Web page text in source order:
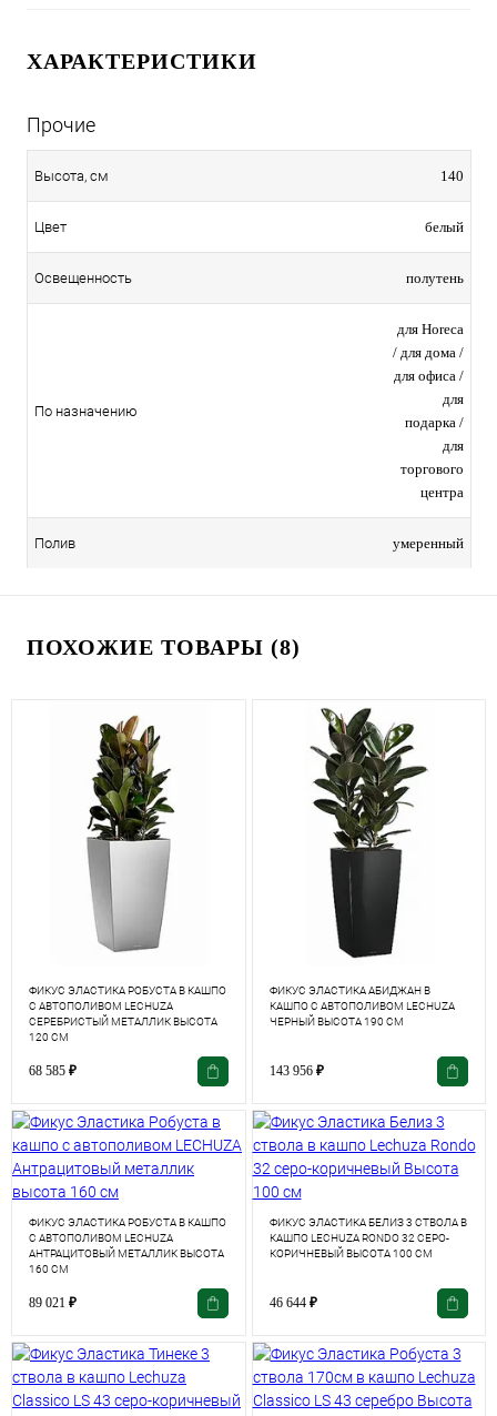
ХАРАКТЕРИСТИКИ
Прочие
Высота, см 140
Цвет белый
Освещенность полутень
По назначению
для Horeca
/ для дома /
для офиса /
для
подарка /
для
торгового
центра
Полив умеренный
ПОХОЖИЕ ТОВАРЫ (8)
ФИКУС ЭЛАСТИКА РОБУСТА В КАШПО
С АВТОПОЛИВОМ LECHUZA
СЕРЕБРИСТЫЙ МЕТАЛЛИК ВЫСОТА
120 СМ
68 585 ₽
ФИКУС ЭЛАСТИКА АБИДЖАН В
КАШПО С АВТОПОЛИВОМ LECHUZA
ЧЕРНЫЙ ВЫСОТА 190 СМ
143 956 ₽
ФИКУС ЭЛАСТИКА РОБУСТА В КАШПО
С АВТОПОЛИВОМ LECHUZA
АНТРАЦИТОВЫЙ МЕТАЛЛИК ВЫСОТА
160 СМ
89 021 ₽
ФИКУС ЭЛАСТИКА БЕЛИЗ 3 СТВОЛА В
КАШПО LECHUZA RONDO 32 СЕРО-
КОРИЧНЕВЫЙ ВЫСОТА 100 СМ
46 644 ₽